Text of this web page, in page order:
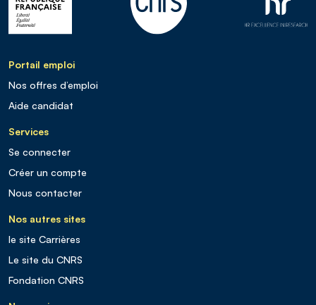
Portail emploi
Nos offres d’emploi
Aide candidat
Services
Se connecter
Créer un compte
Nous contacter
Nos autres sites
le site Carrières
Le site du CNRS
Fondation CNRS